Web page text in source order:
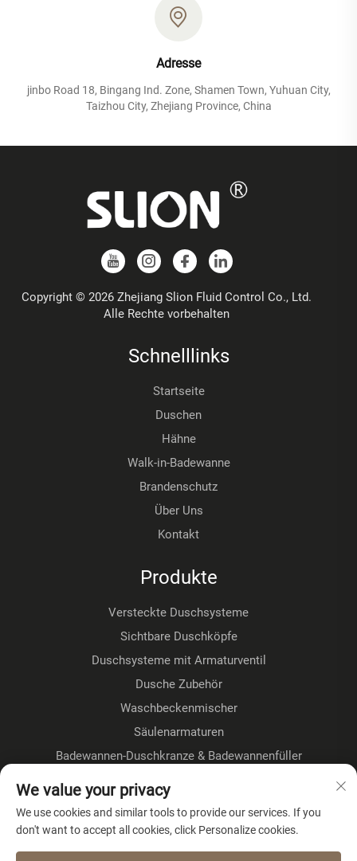
Adresse
jinbo Road 18, Bingang Ind. Zone, Shamen Town, Yuhuan City,
Taizhou City, Zhejiang Province, China
Copyright © 2026 Zhejiang Slion Fluid Control Co., Ltd.
Alle Rechte vorbehalten
Schnelllinks
Startseite
Duschen
Hähne
Walk-in-Badewanne
Brandenschutz
Über Uns
Kontakt
Produkte
Versteckte Duschsysteme
Sichtbare Duschköpfe
Duschsysteme mit Armaturventil
Dusche Zubehör
Waschbeckenmischer
Säulenarmaturen
Badewannen-Duschkranze & Badewannenfüller
Fußbodenmontage-Kranze
Küchenhähne
ÜBER DAS UNTERNEHMEN
We value your privacy
We use cookies and similar tools to provide our services. If you
don't want to accept all cookies, click Personalize cookies.